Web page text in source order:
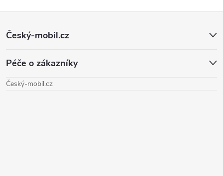
Z
p
Český-mobil.cz
Péče o zákazníky
Český-mobil.cz